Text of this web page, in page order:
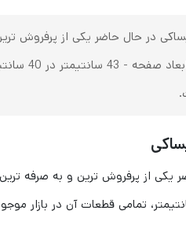
در حال حاضر یکی از پرفروش